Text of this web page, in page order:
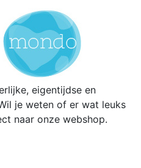
eigentijdse en
je weten of er wat leuks
naar onze webshop.